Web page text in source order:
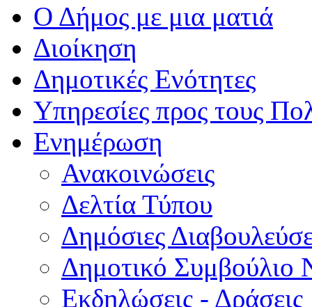
Ο Δήμος με μια ματιά
Διοίκηση
Δημοτικές Ενότητες
Υπηρεσίες προς τους
Ενημέρωση
Ανακοινώσεις
Δελτία Τύπου
Δημόσιες
Δημοτικό Συμβούλιο
Εκδηλώσεις - Δράσεις